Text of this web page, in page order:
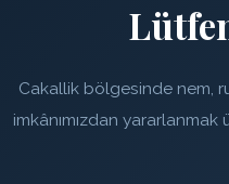
Cakallik bölgesinde nem,
imkânımızdan